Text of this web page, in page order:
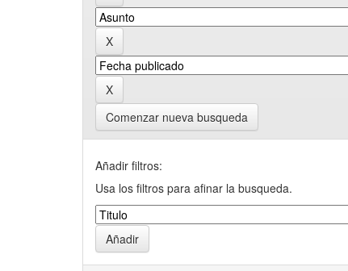
Comenzar nueva busqueda
Añadir filtros:
Usa los filtros para afinar la busqueda.